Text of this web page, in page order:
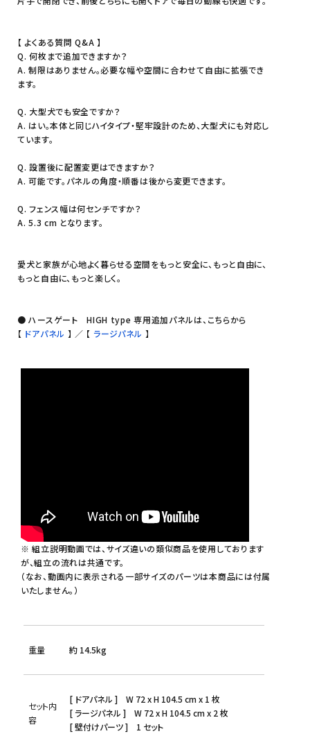
【 よくある質問 Q&A 】
Q. 何枚まで追加できますか？
A. 制限はありません。必要な幅や空間に合わせて自由に拡張でき
ます。
Q. 大型犬でも安全ですか？
A. はい。本体と同じハイタイプ・堅牢設計のため、大型犬にも対応し
ています。
Q. 設置後に配置変更はできますか？
A. 可能です。パネルの角度・順番は後から変更できます。
Q. フェンス幅は何センチですか？
A. 5.3 cm となります。
愛犬と家族が心地よく暮らせる空間をもっと安全に、もっと自由に、
もっと自由に、もっと楽しく。
● ハースゲート HIGH type 専用追加パネルは、こちらから
【 ドアパネル 】 ／ 【 ラージパネル 】
※ 組立説明動画では、サイズ違いの類似商品を使用しております
が、組立の流れは共通です。
（なお、動画内に表示される一部サイズのパーツは本商品には付属
いたしません。）
重量 約 14.5kg
セット内
容
[ ドアパネル ] W 72 x H 104.5 cm x 1 枚
[ ラージパネル ] W 72 x H 104.5 cm x 2 枚
[ 壁付けパーツ ] 1 セット